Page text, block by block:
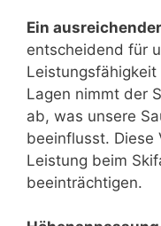
Ein
entscheidend für
Leistungsfähigkeit
Lagen nimmt der
ab, was unsere
beeinflusst. Diese
Leistung beim
beeinträchtigen.